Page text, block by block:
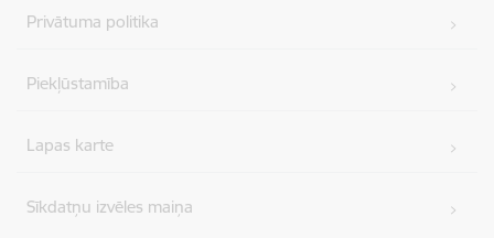
Privātuma politika
Piekļūstamība
Lapas karte
Sīkdatņu izvēles maiņa